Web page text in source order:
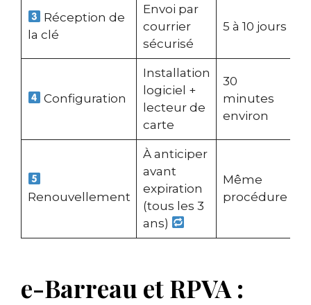
Réception de
la clé
Envoi par
courrier
sécurisé
5 à 10 jours
Configuration
Installation
logiciel +
lecteur de
carte
30
minutes
environ
Renouvellement
À anticiper
avant
expiration
(tous les 3
ans)
Même
procédure
e-Barreau et RPVA :